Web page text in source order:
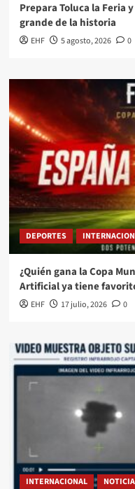
Prepara Toluca la Feria
grande de la historia
EHF 5 agosto, 2026 0
DEPORTES
¿Quién gana la Copa
Artificial ya tiene
EHF 17 julio, 2026 0
INTERNACIONAL